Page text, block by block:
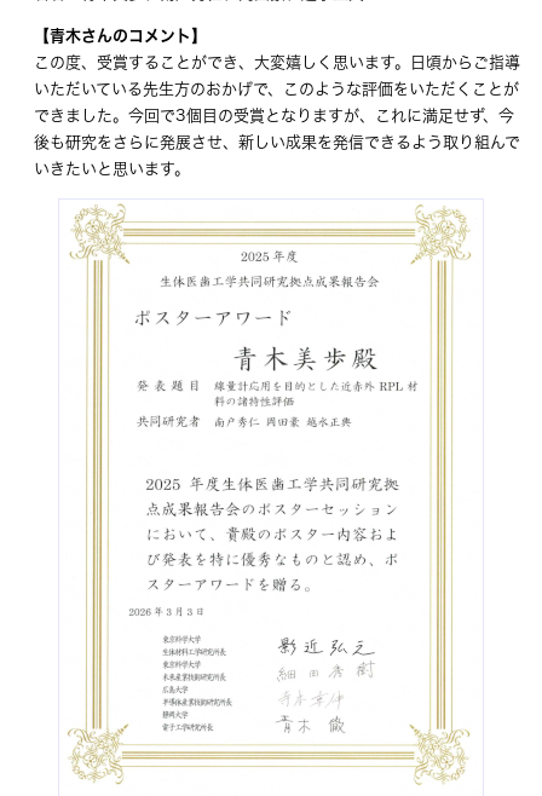
【青木さんのコメント】
この度、受賞することができ、大変嬉しく思います。日頃からご指導
いただいている先生方のおかげで、このような評価をいただくことが
できました。今回で3個目の受賞となりますが、これに満足せず、今
後も研究をさらに発展させ、新しい成果を発信できるよう取り組んで
いきたいと思います。